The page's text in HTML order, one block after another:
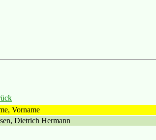
Vorname
Dietrich Hermann